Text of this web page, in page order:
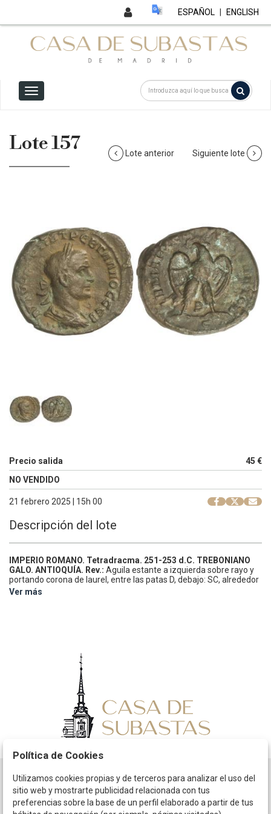
ESPAÑOL ENGLISH
Lote 157 Lote anterior Siguiente lote
Precio salida
45 €
NO VENDIDO
21 febrero 2025 | 15h 00
Descripción del lote
IMPERIO ROMANO. Tetradracma. 251-253 d.C. TREBONIANO
GALO. ANTIOQUÍA. Rev.: Aguila estante a izquierda sobre rayo y
portando corona de laurel, entre las patas D, debajo: SC, alrededor
leyenda.
Ver más
Horario
La empresa
Política de Cookies
Utilizamos cookies propias y de terceros para analizar el uso del
sitio web y mostrarte publicidad relacionada con tus
preferencias sobre la base de un perfil elaborado a partir de tus